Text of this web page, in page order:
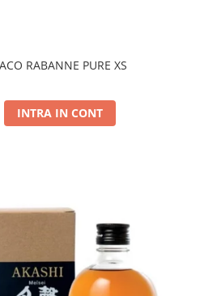
RABANNE PURE XS
INTRA IN CONT